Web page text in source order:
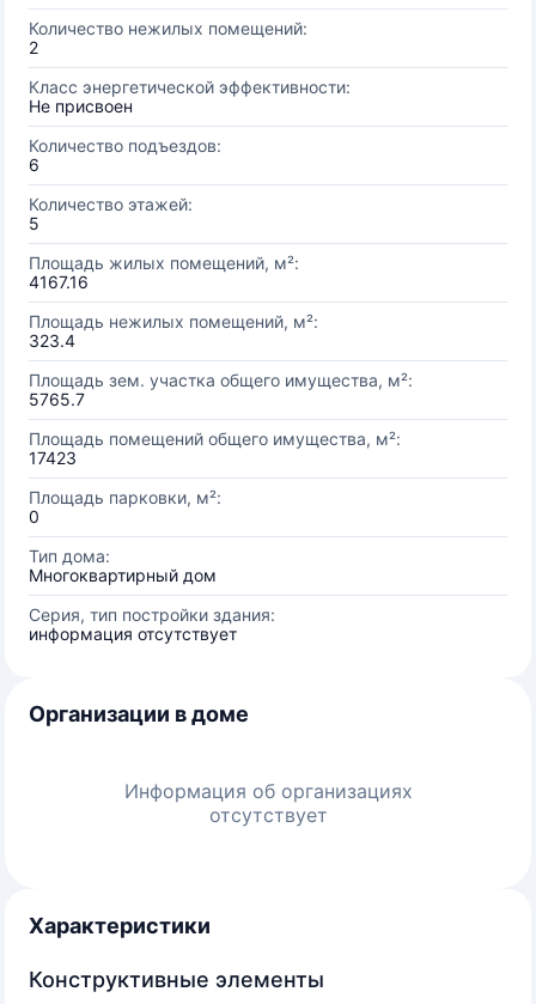
Количество нежилых помещений:
2
Класс энергетической эффективности:
Не присвоен
Количество подъездов:
6
Количество этажей:
5
Площадь жилых помещений, м²:
4167.16
Площадь нежилых помещений, м²:
323.4
Площадь зем. участка общего имущества, м²:
5765.7
Площадь помещений общего имущества, м²:
17423
Площадь парковки, м²:
0
Тип дома:
Многоквартирный дом
Серия, тип постройки здания:
информация отсутствует
Организации в доме
Информация об организациях
отсутствует
Характеристики
Конструктивные элементы